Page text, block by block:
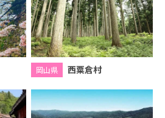
岡山県 西粟倉村